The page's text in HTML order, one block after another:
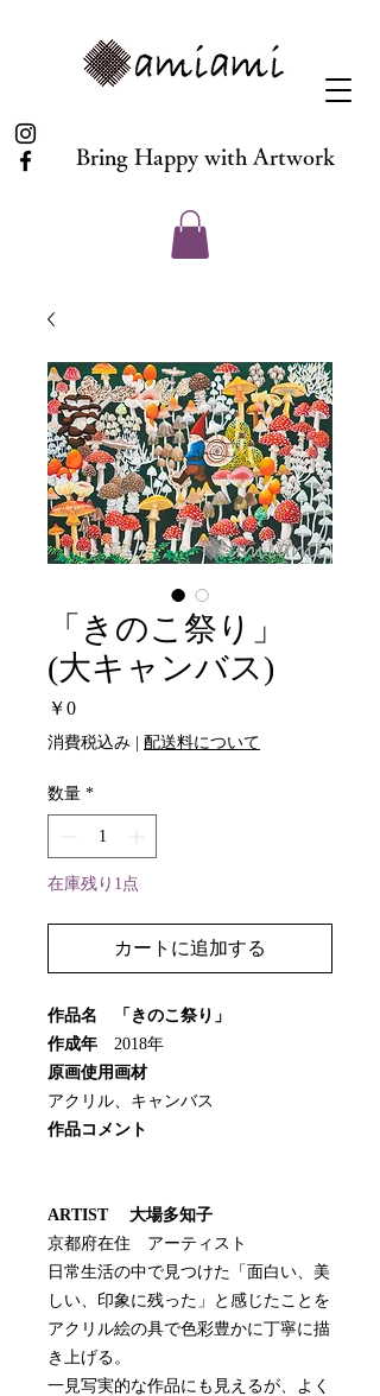
Bring Happy with Artwork
「きのこ祭り」
(大キャンバス)
￥0価
格
消費税込み | 配送料について
数量 *
在庫残り1点
カートに追加する
作品名 「きのこ祭り」
作成年 2018年
原画使用画材
アクリル、キャンバス
作品コメント
ARTIST 大場多知子
京都府在住 アーティスト
日常生活の中で見つけた「面白い、美
しい、印象に残った」と感じたことを
アクリル絵の具で色彩豊かに丁寧に描
き上げる。
一見写実的な作品にも見えるが、よく